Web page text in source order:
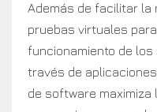
Además de facilitar la
pruebas virtuales
funcionamiento de
través de
de software